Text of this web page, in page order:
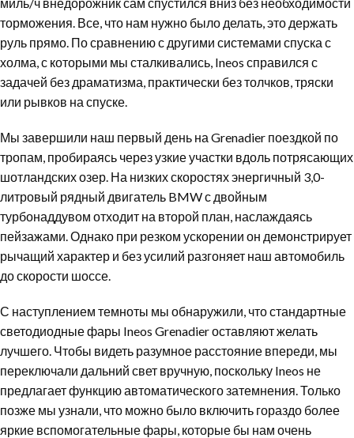
торможения. Все, что нам нужно было делать, это держать
руль прямо. По сравнению с другими системами спуска с
холма, с которыми мы сталкивались, Ineos справился с
задачей без драматизма, практически без толчков, тряски
или рывков на спуске.
Мы завершили наш первый день на Grenadier поездкой по
тропам, пробираясь через узкие участки вдоль потрясающих
шотландских озер. На низких скоростях энергичный 3,0-
литровый рядный двигатель BMW с двойным
турбонаддувом отходит на второй план, наслаждаясь
пейзажами. Однако при резком ускорении он демонстрирует
рычащий характер и без усилий разгоняет наш автомобиль
до скорости шоссе.
С наступлением темноты мы обнаружили, что стандартные
светодиодные фары Ineos Grenadier оставляют желать
лучшего. Чтобы видеть разумное расстояние впереди, мы
переключали дальний свет вручную, поскольку Ineos не
предлагает функцию автоматического затемнения. Только
позже мы узнали, что можно было включить гораздо более
яркие вспомогательные фары, которые бы нам очень